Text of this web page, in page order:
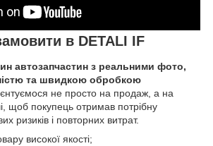
в DETALI IF
автозапчастин з реальними фото,
та швидкою обробкою
не просто на продаж, а на
щоб покупець отримав потрібну
ризиків і повторних витрат.
високої якості;